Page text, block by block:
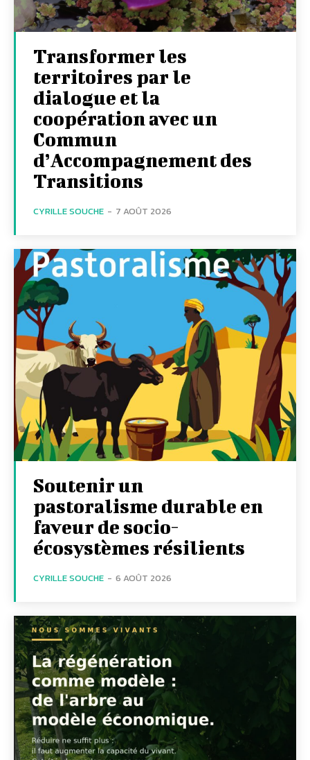
Transformer les
territoires par le
dialogue et la
coopération avec un
Commun
d’Accompagnement des
Transitions
CYRILLE SOUCHE - 7 AOÛT 2026
Soutenir un
pastoralisme durable en
faveur de socio-
écosystèmes résilients
CYRILLE SOUCHE - 6 AOÛT 2026